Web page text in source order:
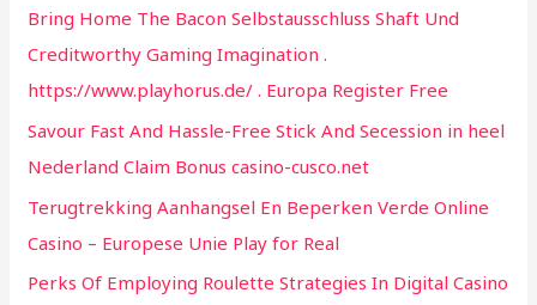
f
o
r
:
Bring Home The Bacon Selbstausschluss Shaft Und
Creditworthy Gaming Imagination .
https://www.playhorus.de/ . Europa Register Free
Savour Fast And Hassle-Free Stick And Secession in heel
Nederland Claim Bonus casino-cusco.net
Terugtrekking Aanhangsel En Beperken Verde Online
Casino – Europese Unie Play for Real
Perks Of Employing Roulette Strategies In Digital Casino